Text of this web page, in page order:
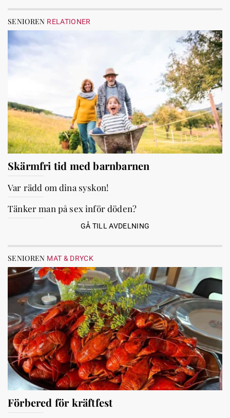
SENIOREN RELATIONER
Skärmfri tid med barnbarnen
Var rädd om dina syskon!
Tänker man på sex inför döden?
GÅ TILL AVDELNING
SENIOREN MAT & DRYCK
Förbered för kräftfest